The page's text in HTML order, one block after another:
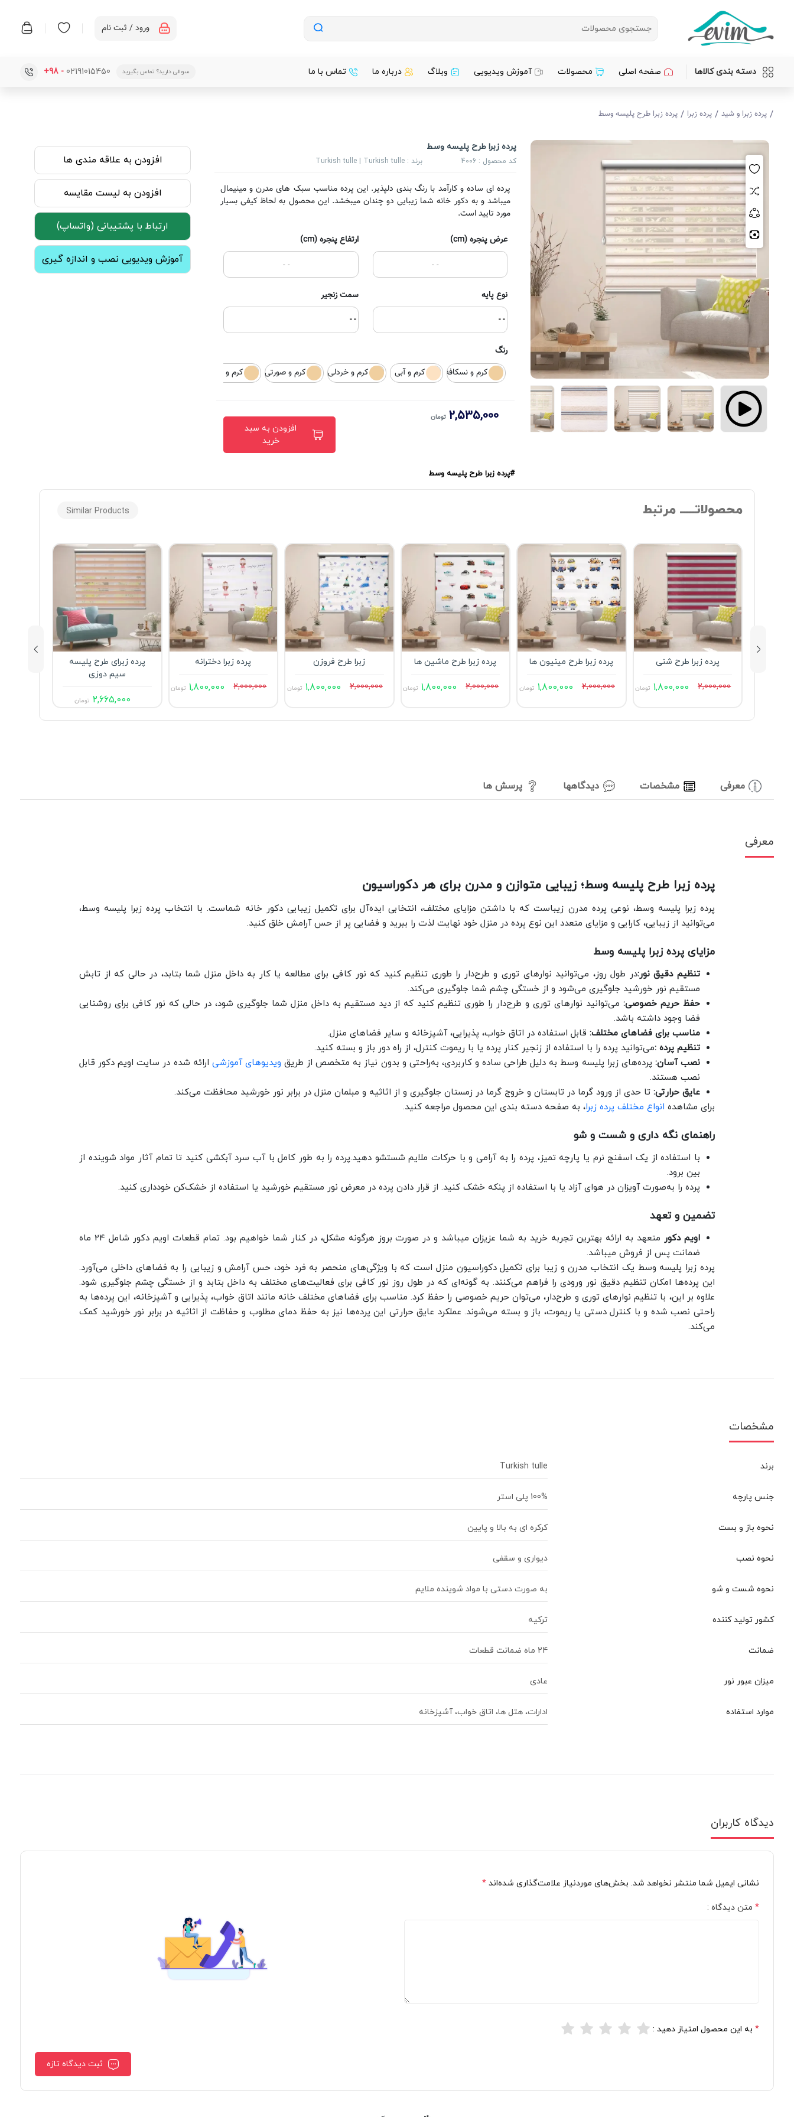
ورود / ثبت نام
دسته بندی کالاها صفحه اصلی محصولات آموزش ویدیویی وبلاگ درباره ما تماس با ما سوالی دارید؟ تماس بگیرید +98 - 02191015450
/ پرده زبرا و شید / پرده زبرا / پرده زبرا طرح پلیسه وسط
پرده زبرا طرح پلیسه وسط
کد محصول : 4006 برند : Turkish tulle | Turkish tulle
پرده ای ساده و کارآمد با رنگ بندی دلپذیر. این پرده مناسب سبک های مدرن و مینیمال
میباشد و به دکور خانه شما زیبایی دو چندان میبخشد. این محصول به لحاظ کیفی بسیار
مورد تایید است.
عرض پنجره (cm)
ارتفاع پنجره (cm)
نوع پایه
- -
سمت زنجیر
- -
رنگ
کرم و نسکافه ای
کرم و آبی کرم و خردلی کرم و صورتی کرم و طوسی
2,535,000 تومان
افزودن به سبد
خرید
#پرده زبرا طرح پلیسه وسط
افزودن به علاقه مندی ها
افزودن به لیست مقایسه
ارتباط با پشتیبانی (واتساپ)
آموزش ویدیویی نصب و اندازه گیری
محصولاتـــــ مرتبط Similar Products
پرده زبرا طرح شنی
2,000,000
1,800,000 تومان
پرده زبرا طرح مینیون ها
2,000,000
1,800,000 تومان
پرده زبرا طرح ماشین ها
2,000,000
1,800,000 تومان
زبرا طرح فروزن
2,000,000
1,800,000 تومان
پرده زبرا دخترانه
2,000,000
1,800,000 تومان
پرده زبرای طرح پلیسه
سیم دوزی
2,665,000 تومان
معرفی مشخصات دیدگاهها پرسش ها
معرفی
پرده زبرا طرح پلیسه وسط؛ زیبایی متوازن و مدرن برای هر دکوراسیون
پرده زبرا پلیسه وسط، نوعی پرده مدرن زیباست که با داشتن مزایای مختلف، انتخابی ایده‌آل برای تکمیل زیبایی دکور خانه شماست. با انتخاب پرده زبرا پلیسه وسط،
می‌توانید از زیبایی، کارایی و مزایای متعدد این نوع پرده در منزل خود نهایت لذت را ببرید و فضایی پر از حس آرامش خلق کنید.
مزایای پرده زبرا پلیسه وسط
تنظیم دقیق نور:در طول روز، می‌توانید نوارهای توری و طرح‌دار را طوری تنظیم کنید که نور کافی برای مطالعه یا کار به داخل منزل شما بتابد، در حالی که از تابش
مستقیم نور خورشید جلوگیری می‌شود و از خستگی چشم شما جلوگیری می‌کند.
حفظ حریم خصوصی: می‌توانید نوارهای توری و طرح‌دار را طوری تنظیم کنید که از دید مستقیم به داخل منزل شما جلوگیری شود، در حالی که نور کافی برای روشنایی
فضا وجود داشته باشد.
مناسب برای فضاهای مختلف: قابل استفاده در اتاق خواب، پذیرایی، آشپزخانه و سایر فضاهای منزل.
تنظیم پرده :می‌توانید پرده را با استفاده از زنجیر کنار پرده یا با ریموت کنترل، از راه دور باز و بسته کنید.
نصب آسان:پرده‌های زبرا پلیسه وسط به دلیل طراحی ساده و کاربردی، به‌راحتی و بدون نیاز به متخصص از طریق ویدیوهای آموزشی ارائه شده در سایت اویم دکور قابل
نصب هستند.
عایق حرارتی: تا حدی از ورود گرما در تابستان و خروج گرما در زمستان جلوگیری و از اثاثیه و مبلمان منزل در برابر نور خورشید محافظت می‌کند.
برای مشاهده انواع مختلف پرده زبرا، به صفحه دسته بندی این محصول مراجعه کنید.
راهنمای نگه داری و شست و شو
با استفاده از یک اسفنج نرم یا پارچه تمیز، پرده را به‌ آرامی و با حرکات ملایم شستشو دهید.پرده را به‌ طور کامل با آب سرد آبکشی کنید تا تمام آثار مواد شوینده از
بین برود.
پرده را به‌صورت آویزان در هوای آزاد یا با استفاده از پنکه خشک کنید. از قرار دادن پرده در معرض نور مستقیم خورشید یا استفاده از خشک‌کن خودداری کنید.
تضمین و تعهد
اویم دکور
متعهد به ارائه بهترین تجربه خرید به شما عزیزان میباشد و در صورت بروز هرگونه مشکل، در کنار شما خواهیم بود. تمام قطعات اویم دکور شامل 24 ماه
ضمانت پس از فروش میباشد.
پرده زبرا پلیسه وسط یک انتخاب مدرن و زیبا برای تکمیل دکوراسیون منزل است که با ویژگی‌های منحصر به فرد خود، حس آرامش و زیبایی را به فضاهای داخلی می‌آورد.
این پرده‌ها امکان تنظیم دقیق نور ورودی را فراهم می‌کنند. به گونه‌ای که در طول روز نور کافی برای فعالیت‌های مختلف به داخل بتابد و از خستگی چشم جلوگیری شود.
علاوه بر این، با تنظیم نوارهای توری و طرح‌دار، می‌توان حریم خصوصی را حفظ کرد. مناسب برای فضاهای مختلف خانه مانند اتاق خواب، پذیرایی و آشپزخانه، این پرده‌ها به
راحتی نصب شده و با کنترل دستی یا ریموت، باز و بسته می‌شوند. عملکرد عایق حرارتی این پرده‌ها نیز به حفظ دمای مطلوب و حفاظت از اثاثیه در برابر نور خورشید کمک
می‌کند.
مشخصات
برند Turkish tulle
جنس پارچه 100% پلی استر
نحوه باز و بست کرکره ای به بالا و پایین
نحوه نصب دیواری و سقفی
نحوه شست و شو به صورت دستی با مواد شوینده ملایم
کشور تولید کننده ترکیه
ضمانت 24 ماه ضمانت قطعات
میزان عبور نور عادی
موارد استفاده ادارات، هتل ها، اتاق خواب، آشپزخانه
دیدگاه کاربران
نشانی ایمیل شما منتشر نخواهد شد. بخش‌های موردنیاز علامت‌گذاری شده‌اند *
* متن دیدگاه :
* به این محصول امتیاز دهید :